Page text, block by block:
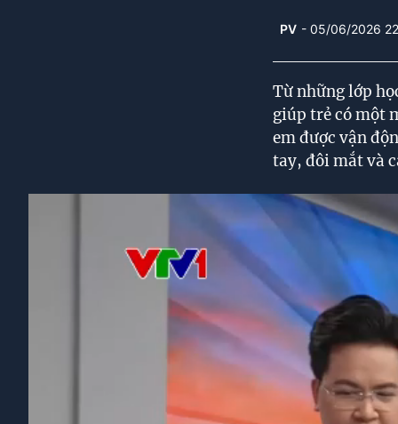
PV - 05/06/2026
Từ những lớp
giúp trẻ có một
em được vận
tay, đôi mắt và